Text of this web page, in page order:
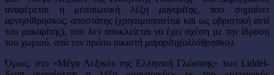
αναφέρεται η μεσαιωνική λέξη μαγαρίτης, που σημαίνει
αρνησίθρησκος, αποστάτης (χρησιμοποιείται και ως υβριστική αντί
του μακαρίτης), που δεν αποκλείεται να έχει σχέση με την ίδρυση
του χωριού, από τον πρώτο οικιστή μαγαρίτη(αλλόθρησκο).
Όμως, στο «Μέγα Λεξικόν της Ελληνική Γλώσσης» των Liddel-